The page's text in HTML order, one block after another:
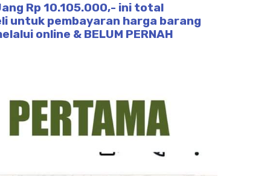
Rp 10.105.000,- ini total
untuk pembayaran harga barang
online & BELUM PERNAH